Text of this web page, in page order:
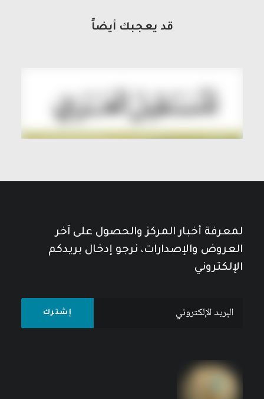
قد يعجبك أيضاً
لمعرفة أخبار المركز والحصول على آخر
العروض والإصدارات، نرجو إدخال بريدكم
الإلكتروني